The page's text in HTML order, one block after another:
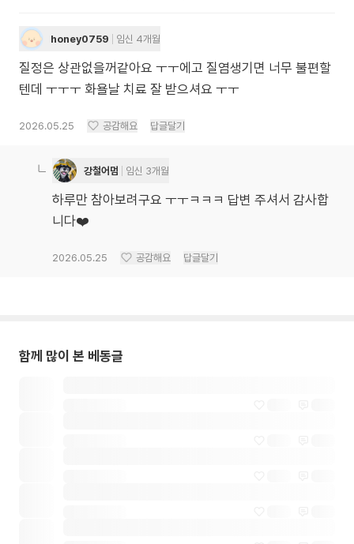
honey0759 임신 4개월
질정은 상관없을꺼같아요 ㅜㅜ에고 질염생기면 너무 불편할
텐데 ㅜㅜㅜ 화욜날 치료 잘 받으셔요 ㅜㅜ
2026.05.25 공감해요 답글달기
강철어멈 임신 3개월
하루만 참아보려구요 ㅜㅜㅋㅋㅋ 답변 주셔서 감사합
니다❤️
2026.05.25 공감해요 답글달기
함께 많이 본 베동글